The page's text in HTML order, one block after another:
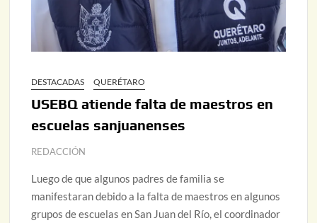
DESTACADAS QUERÉTARO
USEBQ atiende falta de maestros en
escuelas sanjuanenses
REDACCIÓN
Luego de que algunos padres de familia se
manifestaran debido a la falta de maestros en algunos
grupos de escuelas en San Juan del Río, el coordinador